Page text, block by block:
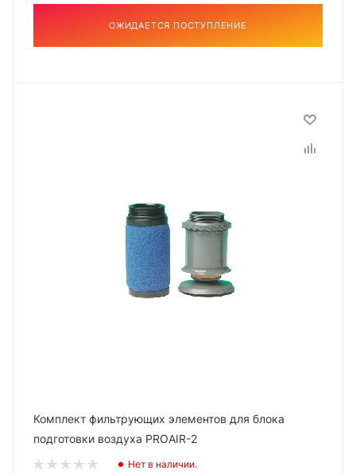
ОЖИДАЕТСЯ ПОСТУПЛЕНИЕ
Комплект фильтрующих элементов для блока
подготовки воздуха PROAIR-2
Нет в наличии.